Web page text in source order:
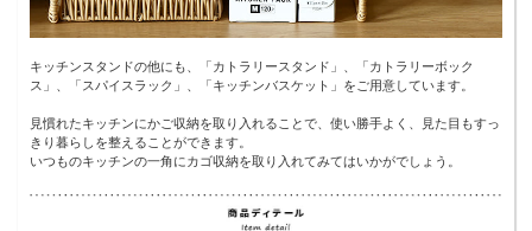
キッチンスタンドの他にも、「カトラリースタンド」、「カトラリーボック
ス」、「スパイスラック」、「キッチンバスケット」をご用意しています。
見慣れたキッチンにかご収納を取り入れることで、使い勝手よく、見た目もすっ
きり暮らしを整えることができます。
いつものキッチンの一角にカゴ収納を取り入れてみてはいかがでしょう。